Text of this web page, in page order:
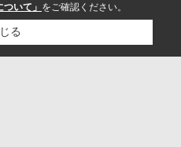
いて」 をご確認ください。
る